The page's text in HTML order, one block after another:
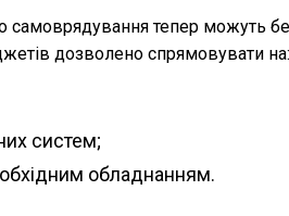
самоврядування тепер можуть
дозволено спрямовувати на:
систем;
обладнанням.